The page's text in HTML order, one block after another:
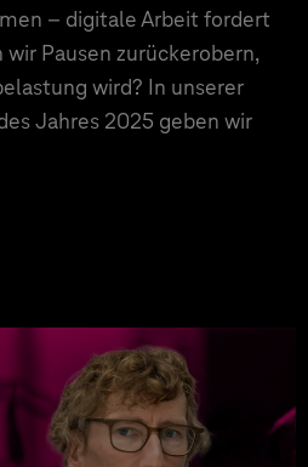
– digitale Arbeit fordert
Pausen zurückerobern,
wird? In unserer
Jahres 2025 geben wir